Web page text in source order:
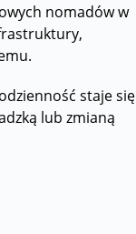
nomadów w
staje się
lub zmianą